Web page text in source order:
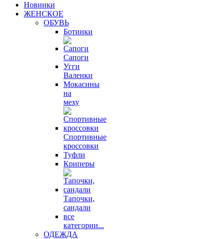
Новинки
ЖЕНСКОЕ
ОБУВЬ
Ботинки
Сапоги
Угги
Валенки
Мокасины
на
меху
Спортивные
кроссовки
Туфли
Криперы
Тапочки,
сандали
все
категории...
ОДЕЖДА